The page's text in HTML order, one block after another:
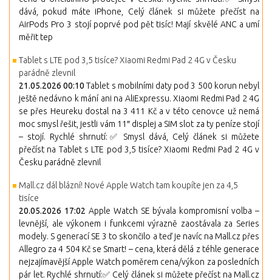
dává, pokud máte iPhone, Celý článek si můžete přečíst na
AirPods Pro 3 stojí poprvé pod pět tisíc! Mají skvělé ANC a umí
měřit tep
Tablet s LTE pod 3,5 tisíce? Xiaomi Redmi Pad 2 4G v Česku
parádně zlevnil
21.05.2026 00:10 Tablet s mobilními daty pod 3 500 korun nebyl
ještě nedávno k mání ani na AliExpressu. Xiaomi Redmi Pad 2 4G
se přes Heureku dostal na 3 411 Kč a v této cenovce už nemá
moc smysl řešit, jestli vám 11″ displej a SIM slot za ty peníze stojí
– stojí. Rychlé shrnutí:✅ Smysl dává, Celý článek si můžete
přečíst na Tablet s LTE pod 3,5 tisíce? Xiaomi Redmi Pad 2 4G v
Česku parádně zlevnil
Mall.cz dál blázní! Nové Apple Watch tam koupíte jen za 4,5
tisíce
20.05.2026 17:02 Apple Watch SE bývala kompromisní volba –
levnější, ale výkonem i funkcemi výrazně zaostávala za Series
modely. S generací SE 3 to skončilo a teď je navíc na Mall.cz přes
Allegro za 4 504 Kč se Smart! – cena, která dělá z téhle generace
nejzajímavější Apple Watch poměrem cena/výkon za posledních
pár let. Rychlé shrnutí:✅ Celý článek si můžete přečíst na Mall.cz